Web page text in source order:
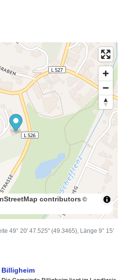
contributors ©
49° 20' 47.525" (49.3465), Länge 9° 15'
Billigheim